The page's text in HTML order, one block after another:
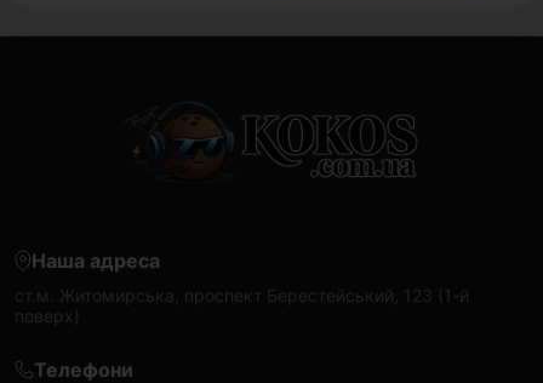
Наша адреса
ст.м. Житомирська, проспект Берестейський, 123 (1-й
поверх)
Телефони